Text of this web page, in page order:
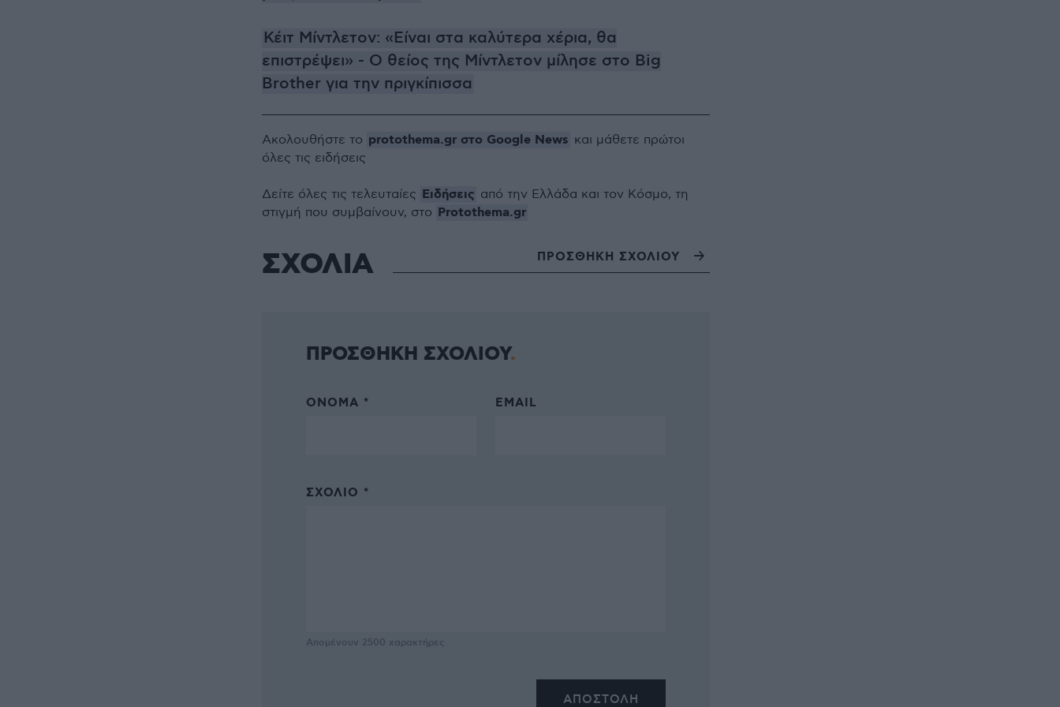
Κέιτ Μίντλετον: «Είναι στα καλύτερα χέρια, θα
επιστρέψει» - Ο θείος της Μίντλετον μίλησε στο Big
Brother για την πριγκίπισσα
Ακολουθήστε το protothema.gr στο Google News και μάθετε πρώτοι
όλες τις ειδήσεις
Δείτε όλες τις τελευταίες Ειδήσεις από την Ελλάδα και τον Κόσμο, τη
στιγμή που συμβαίνουν, στο Protothema.gr
ΣΧΟΛΙΑ ΠΡΟΣΘΗΚΗ ΣΧΟΛΙΟΥ
ΠΡΟΣΘΗΚΗ ΣΧΟΛΙΟΥ
ΌΝΟΜΑ * EMAIL
ΣΧΌΛΙΟ *
Απομένουν 2500 χαρακτήρες